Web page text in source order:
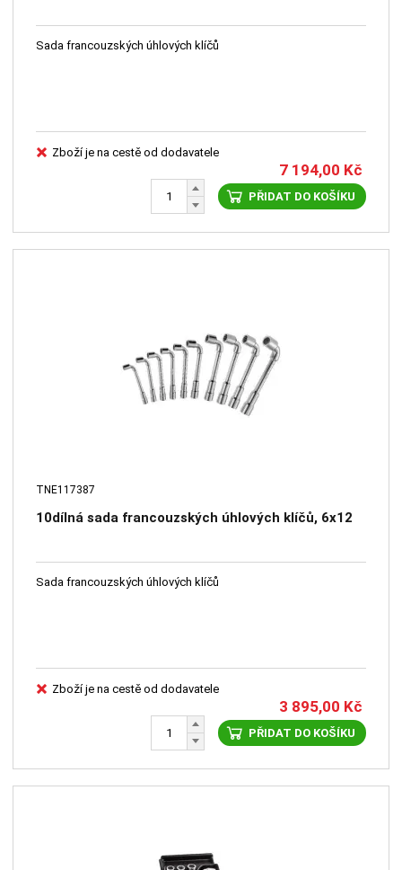
Sada francouzských úhlových klíčů
Zboží je na cestě od dodavatele
7 194,00 Kč
PŘIDAT DO KOŠÍKU
TNE117387
10dílná sada francouzských úhlových klíčů, 6x12
Sada francouzských úhlových klíčů
Zboží je na cestě od dodavatele
3 895,00 Kč
PŘIDAT DO KOŠÍKU